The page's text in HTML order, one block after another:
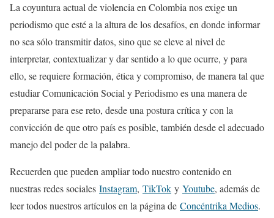
La coyuntura actual de violencia en Colombia nos exige un
periodismo que esté a la altura de los desafíos, en donde informar
no sea sólo transmitir datos, sino que se eleve al nivel de
interpretar, contextualizar y dar sentido a lo que ocurre, y para
ello, se requiere formación, ética y compromiso, de manera tal que
estudiar Comunicación Social y Periodismo es una manera de
prepararse para ese reto, desde una postura crítica y con la
convicción de que otro país es posible, también desde el adecuado
manejo del poder de la palabra.
Recuerden que pueden ampliar todo nuestro contenido en
nuestras redes sociales Instagram, TikTok y Youtube, además de
leer todos nuestros artículos en la página de Concéntrika Medios.